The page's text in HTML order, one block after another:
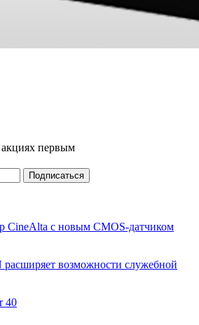
акциях первым
CineAlta с новым CMOS-датчиком
возможности служебной
40